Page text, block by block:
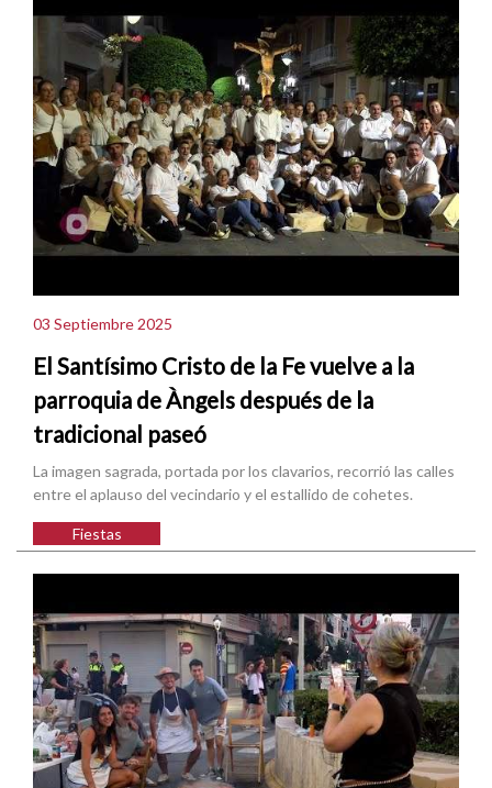
03 Septiembre 2025
El Santísimo Cristo de la Fe vuelve a la
parroquia de Àngels después de la
tradicional paseó
La imagen sagrada, portada por los clavarios, recorrió las calles
entre el aplauso del vecindario y el estallido de cohetes.
Fiestas